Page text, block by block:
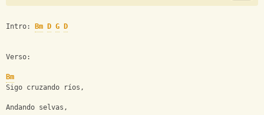
Intro: Bm D G D
Verso:
Bm
Sigo cruzando ríos,
Andando selvas,